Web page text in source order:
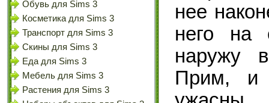
Обувь для Sims 3
Косметика для Sims 3
Транспорт для Sims 3
Скины для Sims 3
Еда для Sims 3
Мебель для Sims 3
Растения для Sims 3
нее
него на
наружу
Прим, и